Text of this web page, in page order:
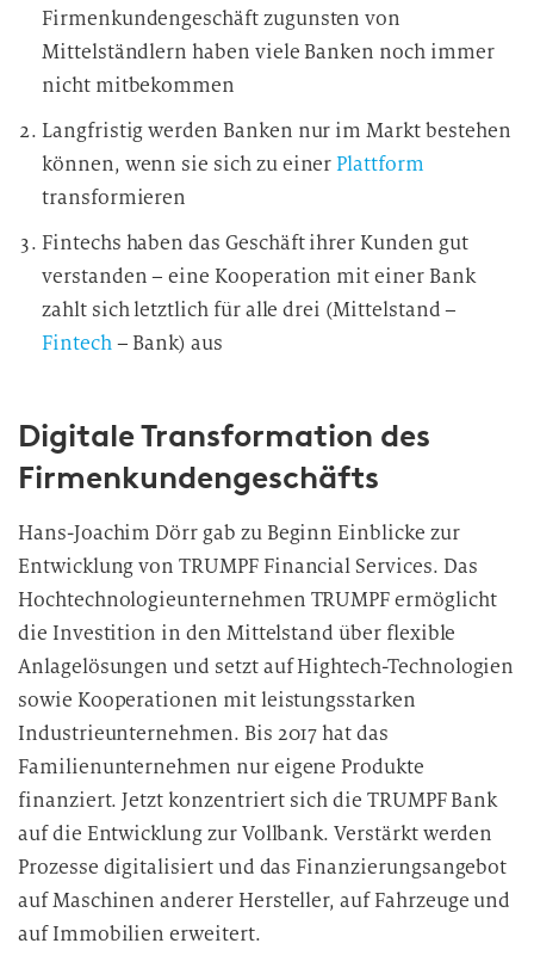
Firmenkundengeschäft zugunsten von
Mittelständlern haben viele Banken noch immer
nicht mitbekommen
Langfristig werden Banken nur im Markt bestehen
können, wenn sie sich zu einerPlattform
transformieren
Fintechs haben das Geschäft ihrer Kunden gut
verstanden – eine Kooperation mit einer Bank
zahlt sich letztlich für alle drei (Mittelstand –
Fintech– Bank) aus
Digitale Transformation des
Firmenkundengeschäfts
Hans-Joachim Dörr gab zu Beginn Einblicke zur
Entwicklung von TRUMPF Financial Services. Das
Hochtechnologieunternehmen TRUMPF ermöglicht
die Investition in den Mittelstand über flexible
Anlagelösungen und setzt auf Hightech-Technologien
sowie Kooperationen mit leistungsstarken
Industrieunternehmen. Bis 2017 hat das
Familienunternehmen nur eigene Produkte
finanziert. Jetzt konzentriert sich die TRUMPF Bank
auf die Entwicklung zur Vollbank. Verstärkt werden
Prozesse digitalisiert und das Finanzierungsangebot
auf Maschinen anderer Hersteller, auf Fahrzeuge und
auf Immobilien erweitert.